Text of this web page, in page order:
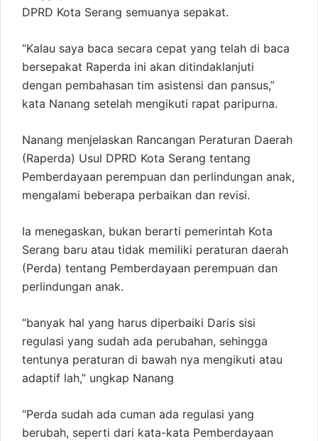
DPRD Kota Serang semuanya sepakat.
“Kalau saya baca secara cepat yang telah di baca
bersepakat Raperda ini akan ditindaklanjuti
dengan pembahasan tim asistensi dan pansus,”
kata Nanang setelah mengikuti rapat paripurna.
Nanang menjelaskan Rancangan Peraturan Daerah
(Raperda) Usul DPRD Kota Serang tentang
Pemberdayaan perempuan dan perlindungan anak,
mengalami beberapa perbaikan dan revisi.
Ia menegaskan, bukan berarti pemerintah Kota
Serang baru atau tidak memiliki peraturan daerah
(Perda) tentang Pemberdayaan perempuan dan
perlindungan anak.
“banyak hal yang harus diperbaiki Daris sisi
regulasi yang sudah ada perubahan, sehingga
tentunya peraturan di bawah nya mengikuti atau
adaptif lah,” ungkap Nanang
“Perda sudah ada cuman ada regulasi yang
berubah, seperti dari kata-kata Pemberdayaan